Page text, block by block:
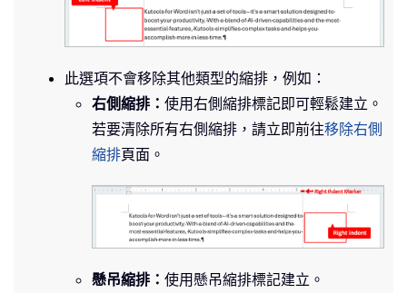
此選項不會移除其他類型的縮排，例如：
右側縮排： 使用右側縮排標記即可輕鬆建立。
若要清除所有右側縮排，請立即前往移除右側
縮排頁面。
懸吊縮排： 使用懸吊縮排標記建立。